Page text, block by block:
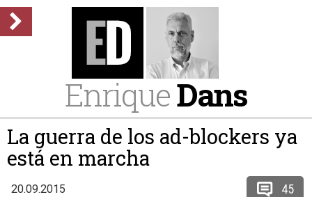
EnriqueDans
La guerra de los ad-blockers ya
está en marcha
20.09.2015 45